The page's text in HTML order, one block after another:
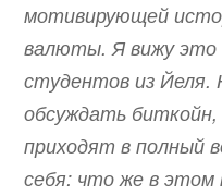
мотивирующей
валюты. Я вижу это
студентов из Йеля.
обсуждать
приходят в полный
себя: что же в этом